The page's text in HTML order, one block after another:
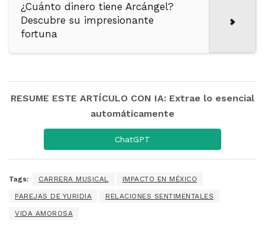
¿Cuánto dinero tiene Arcángel?
Descubre su impresionante
fortuna
RESUME ESTE ARTÍCULO CON IA: Extrae lo esencial
automáticamente
ChatGPT
Tags: CARRERA MUSICAL IMPACTO EN MÉXICO
PAREJAS DE YURIDIA RELACIONES SENTIMENTALES
VIDA AMOROSA